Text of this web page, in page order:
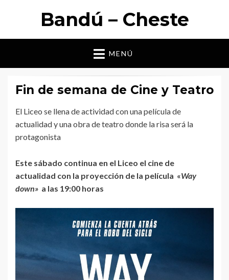
Bandú – Cheste
MENÚ
Fin de semana de Cine y Teatro
El Liceo se llena de actividad con una película de
actualidad y una obra de teatro donde la risa será la
protagonista
Este sábado continua en el Liceo el cine de
actualidad con la proyección de la película «Way
down» a las 19:00 horas